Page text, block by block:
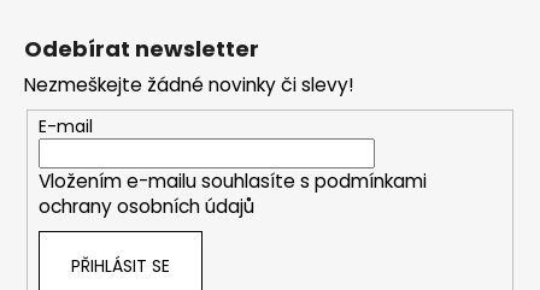
Odebírat newsletter
Nezmeškejte žádné novinky či slevy!
E-mail
Vložením e-mailu souhlasíte s podmínkami
ochrany osobních údajů
PŘIHLÁSIT SE